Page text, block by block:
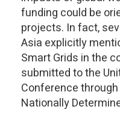
funding could be
projects. In fact,
Asia explicitly
Smart Grids in the
submitted to the
Conference
Nationally